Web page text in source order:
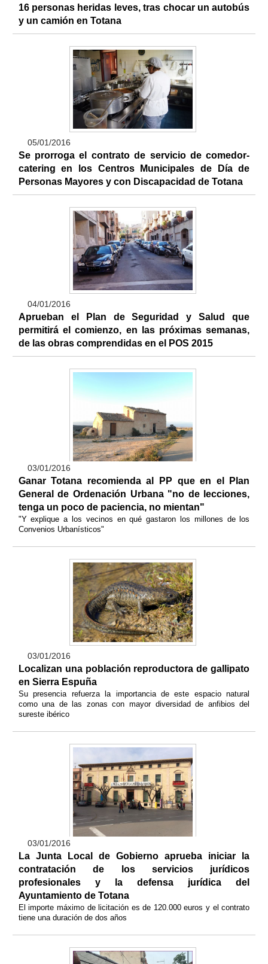
16 personas heridas leves, tras chocar un autobús
y un camión en Totana
05/01/2016
Se prorroga el contrato de servicio de comedor-
catering en los Centros Municipales de Día de
Personas Mayores y con Discapacidad de Totana
04/01/2016
Aprueban el Plan de Seguridad y Salud que
permitirá el comienzo, en las próximas semanas,
de las obras comprendidas en el POS 2015
03/01/2016
Ganar Totana recomienda al PP que en el Plan
General de Ordenación Urbana "no de lecciones,
tenga un poco de paciencia, no mientan"
"Y explique a los vecinos en qué gastaron los millones de los
Convenios Urbanísticos"
03/01/2016
Localizan una población reproductora de gallipato
en Sierra Espuña
Su presencia refuerza la importancia de este espacio natural
como una de las zonas con mayor diversidad de anfibios del
sureste ibérico
03/01/2016
La Junta Local de Gobierno aprueba iniciar la
contratación de los servicios jurídicos
profesionales y la defensa jurídica del
Ayuntamiento de Totana
El importe máximo de licitación es de 120.000 euros y el contrato
tiene una duración de dos años